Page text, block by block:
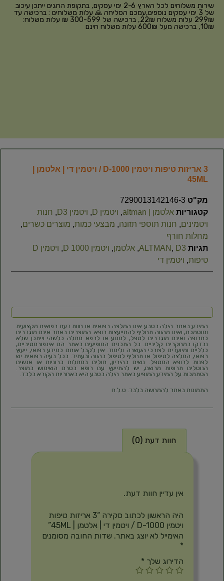
שירות משלוחים לכל הארץ 2-6 ימי עסקים, בתקופת החגים ייתכן עיכוב
של 3 ימי עסקים נוספים,עמכם הסליחה 🙏 עלות משלוחים : ברכישה עד
299₪ עלות משלוח 22₪, ברכישה של 300-599 ₪ עלות משלוח:
10₪, ברכישה מעל 600₪ עלות משלוח חינם
3 אריזות טיפות ויטמין D-1000 / ויטמין די | אלטמן |
45ML
מק"ט 7290013142146-3
קטגוריות אלטמן | altman , ויטמין D , ויטמין D3 , חנות
ויטמינים, חנות תוספי תזונה, מבצעי כמות, מוצרים כשרים,
מחלות חורף
תגיות
ALTMAN , D3
, אלטמן, ויטמין D 1000 ,
ויטמין D
טיפות, ויטמין די
המידע באתר הילה בטבע אינו המלצה רפואית או חוות דעת רפואית מקצועית
ומוסמכת, ואינו מהווה תחליף להתייעצות רופא. המוצרים באתר אינם מוגדרים
כתרופה ואינם מוגדרים לטפל, למנוע או לרפא מחלה כלשהי וייתכן שלא
נבדקו במחקרים קליניים. כל התכנים המופיעים באתר הם אינפורמטיביים,
כלליים ומיועדים לצורכי העשרה ולימוד. אין לקבל אותם כמידע רפואי, ייעוץ
רפואי, המלצה לטיפול או תחליף לטיפול בהווה ובעתיד. בכל בעיה רפואית יש
לפנות לרופא המטפל. נשים בהיריון, חולים במחלות כרוניות או אנשים
הנוטלים תרופות מרשם, יש להתייעץ עם רופא בטרם השימוש במוצר.
הסתמכות על המידע המופיע באתר הילה בטבע היא באחריות הקורא בלבד.
התמונות באתר להמחשה בלבד. ט.ל.ח
חוות דעת (0)
אין עדיין חוות דעת.
היה הראשון לכתוב סקירה “3 אריזות טיפות
ויטמין D-1000 / ויטמין די | אלטמן | 45ML”
האימייל לא יוצג באתר. שדות החובה מסומנים
*
הדירוג שלך *